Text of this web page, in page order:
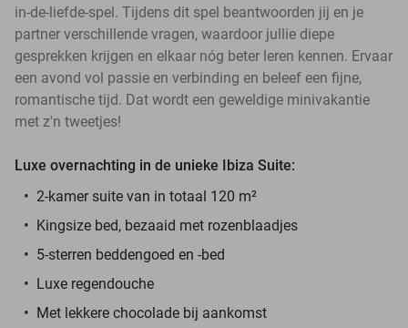
in-de-liefde-spel. Tijdens dit spel beantwoorden jij en je
partner verschillende vragen, waardoor jullie diepe
gesprekken krijgen en elkaar nóg beter leren kennen. Ervaar
een avond vol passie en verbinding en beleef een fijne,
romantische tijd. Dat wordt een geweldige minivakantie
met z'n tweetjes!
Luxe overnachting in de unieke Ibiza Suite:
2-kamer suite van in totaal 120 m²
Kingsize bed, bezaaid met rozenblaadjes
5-sterren beddengoed en -bed
Luxe regendouche
Met lekkere chocolade bij aankomst